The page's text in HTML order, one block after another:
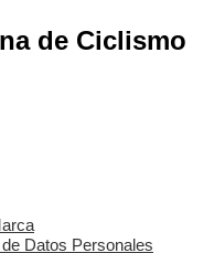
de Ciclismo
Datos Personales